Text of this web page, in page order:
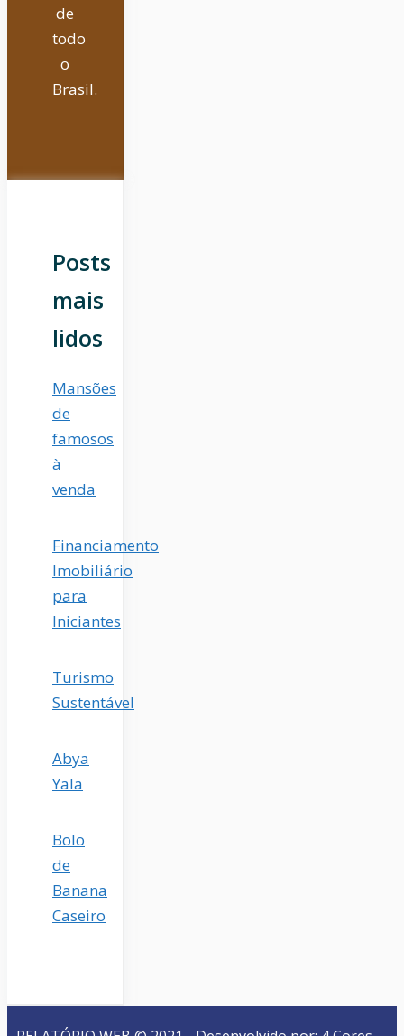
de
todo
o
Brasil.
Posts
mais
lidos
Mansões
de
famosos
à
venda
Financiamento
Imobiliário
para
Iniciantes
Turismo
Sustentável
Abya
Yala
Bolo
de
Banana
Caseiro